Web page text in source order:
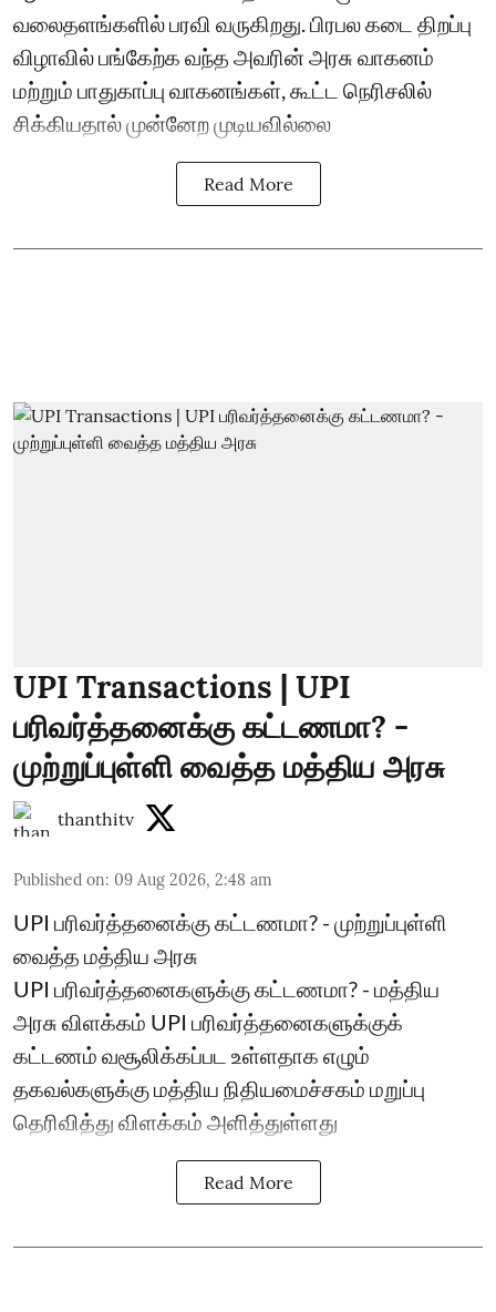
வலைதளங்களில் பரவி வருகிறது. பிரபல கடை திறப்பு
விழாவில் பங்கேற்க வந்த அவரின் அரசு வாகனம்
மற்றும் பாதுகாப்பு வாகனங்கள், கூட்ட நெரிசலில்
சிக்கியதால் முன்னேற முடியவில்லை
Read More
UPI Transactions | UPI
பரிவர்த்தனைக்கு கட்டணமா? -
முற்றுப்புள்ளி வைத்த மத்திய அரசு
thanthitv
Published on: 09 Aug 2026, 2:48 am
UPI பரிவர்த்தனைக்கு கட்டணமா? - முற்றுப்புள்ளி
வைத்த மத்திய அரசு
UPI பரிவர்த்தனைகளுக்கு கட்டணமா? - மத்திய
அரசு விளக்கம் UPI பரிவர்த்தனைகளுக்குக்
கட்டணம் வசூலிக்கப்பட உள்ளதாக எழும்
தகவல்களுக்கு மத்திய நிதியமைச்சகம் மறுப்பு
தெரிவித்து விளக்கம் அளித்துள்ளது
Read More